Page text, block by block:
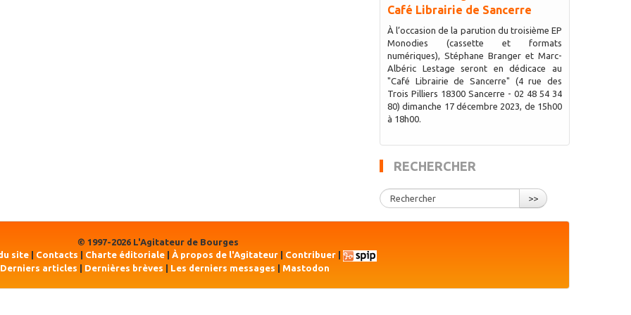
Café Librairie de Sancerre
À l’occasion de la parution du troisième EP
Monodies (cassette et formats
numériques), Stéphane Branger et Marc-
Albéric Lestage seront en dédicace au
"Café Librairie de Sancerre" (4 rue des
Trois Pilliers 18300 Sancerre - 02 48 54 34
80) dimanche 17 décembre 2023, de 15h00
à 18h00.
RECHERCHER
>>
© 1997-2026 L'Agitateur de Bourges
site Contacts Charte éditoriale À propos de l'Agitateur Contribuer
Derniers articles | Dernières brèves | Les derniers messages | Mastodon